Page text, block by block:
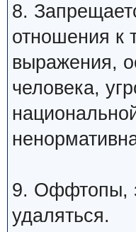
8.
отношения к
выражения,
человека,
9. Оффтопы,
удаляться.